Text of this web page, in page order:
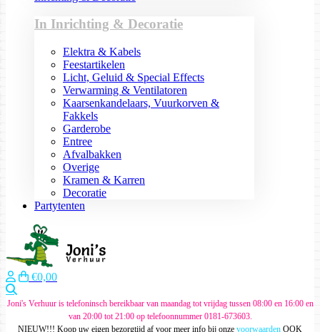
In Inrichting & Decoratie
Elektra & Kabels
Feestartikelen
Licht, Geluid & Special Effects
Verwarming & Ventilatoren
Kaarsenkandelaars, Vuurkorven &
Fakkels
Garderobe
Entree
Afvalbakken
Overige
Kramen & Karren
Decoratie
Partytenten
€0,00
Joni's Verhuur is telefoninsch bereikbaar van maandag tot vrijdag tussen 08:00 en 16:00 en
van 20:00 tot 21:00 op telefoonnummer 0181-673603.
NIEUW!!! Koop uw eigen bezorgtijd af voor meer info bij onze voorwaarden OOK